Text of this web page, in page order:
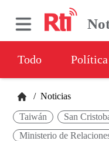
Todo Política
/ Noticias
Taiwán
San
Ministerio de